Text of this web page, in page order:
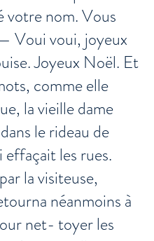
votre nom. Vous
Voui voui, joyeux
Joyeux Noël. Et
comme elle
la vieille dame
le rideau de
effaçait les rues.
la visiteuse,
néanmoins à
net- toyer les